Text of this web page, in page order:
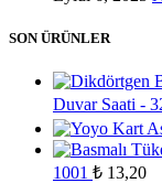
SON ÜRÜNLER
Duvar Saati -
1001 ₺ 13,20